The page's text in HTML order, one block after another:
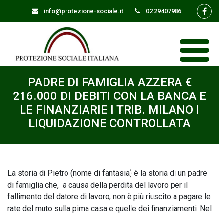
info@protezione-sociale.it 02 29407986
PADRE DI FAMIGLIA AZZERA €
216.000 DI DEBITI CON LA BANCA E
LE FINANZIARIE I TRIB. MILANO I
LIQUIDAZIONE CONTROLLATA
La storia di Pietro (nome di fantasia) è la storia di un padre
di famiglia che, a causa della perdita del lavoro per il
fallimento del datore di lavoro, non è più riuscito a pagare le
rate del muto sulla pima casa e quelle dei finanziamenti. Nel